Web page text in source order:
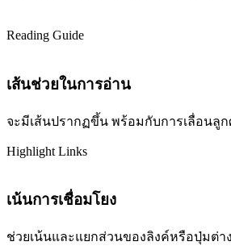
Reading Guide
เส้นช่วยในการอ่าน
จะมีเส้นปรากฏขึ้น พร้อมกับการเลื่อนลู
Highlight Links
เน้นการเชื่อมโยง
ช่วยเน้นและแยกส่วนของลิงค์หรือปุ่มต่า